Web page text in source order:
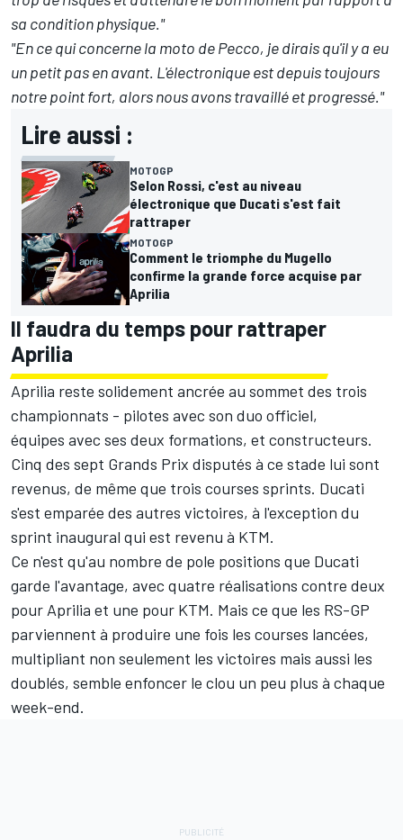
sa condition physique."
"En ce qui concerne la moto de Pecco, je dirais qu'il y a eu
un petit pas en avant. L'électronique est depuis toujours
notre point fort, alors nous avons travaillé et progressé."
Lire aussi :
MOTOGP
Selon Rossi, c'est au niveau
électronique que Ducati s'est fait
rattraper
MOTOGP
Comment le triomphe du Mugello
confirme la grande force acquise par
Aprilia
Il faudra du temps pour rattraper
Aprilia
Aprilia reste solidement ancrée au sommet des trois
championnats - pilotes avec son duo officiel,
équipes avec ses deux formations, et constructeurs.
Cinq des sept Grands Prix disputés à ce stade lui sont
revenus, de même que trois courses sprints. Ducati
s'est emparée des autres victoires, à l'exception du
sprint inaugural qui est revenu à KTM.
Ce n'est qu'au nombre de pole positions que Ducati
garde l'avantage, avec quatre réalisations contre deux
pour Aprilia et une pour KTM. Mais ce que les RS-GP
parviennent à produire une fois les courses lancées,
multipliant non seulement les victoires mais aussi les
doublés, semble enfoncer le clou un peu plus à chaque
week-end.